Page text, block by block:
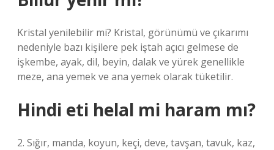
Kristal yenilebilir mi? Kristal, görünümü ve çıkarımı
nedeniyle bazı kişilere pek iştah açıcı gelmese de
işkembe, ayak, dil, beyin, dalak ve yürek genellikle
meze, ana yemek ve ana yemek olarak tüketilir.
Hindi eti helal mi haram mı?
2. Sığır, manda, koyun, keçi, deve, tavşan, tavuk, kaz,